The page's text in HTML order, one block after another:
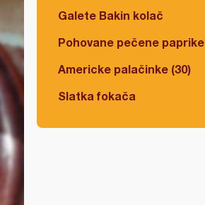
Galete Bakin kolač
Pohovane pečene paprike
Americke palačinke (30)
Slatka fokača